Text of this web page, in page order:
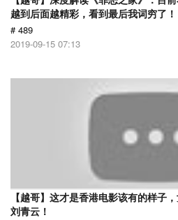
越到后面越精彩，看到最后我词穷了！
# 489
2019-09-15 07:13
【越哥】这才是香港电影该有的样子
刘青云！